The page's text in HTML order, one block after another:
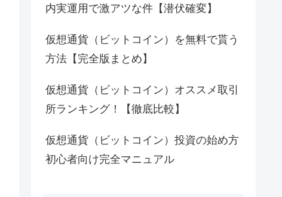
内実運用で激アツな件【潜伏確変】
仮想通貨（ビットコイン）を無料で貰う
方法【完全版まとめ】
仮想通貨（ビットコイン）オススメ取引
所ランキング！【徹底比較】
仮想通貨（ビットコイン）投資の始め方
初心者向け完全マニュアル